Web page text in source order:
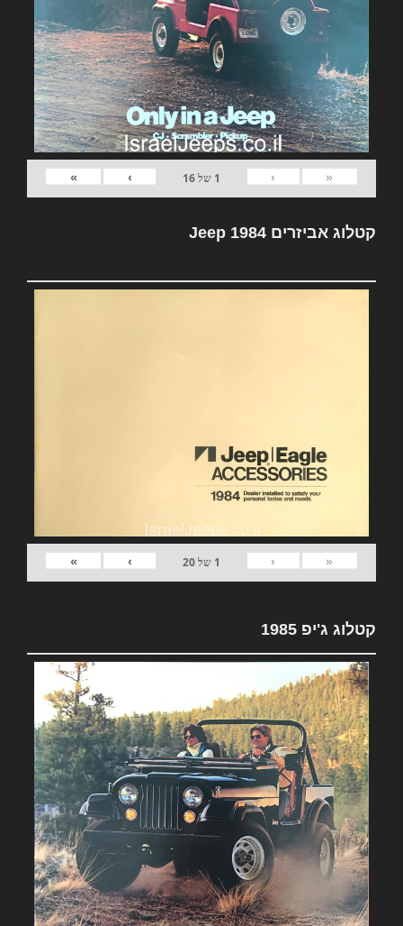
«
‹
1 של16
›
»
קטלוג אביזרים Jeep 1984
«
‹
1 של20
›
»
קטלוג ג'יפ 1985